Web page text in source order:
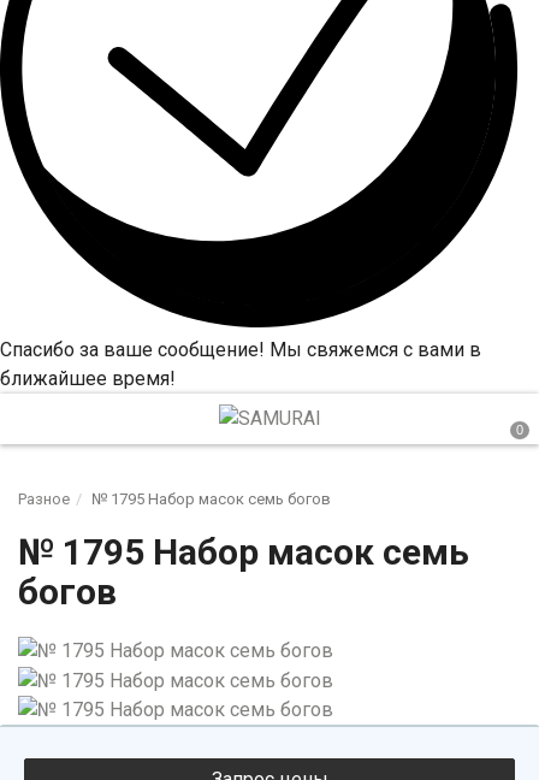
Спасибо за ваше сообщение! Мы свяжемся с вами в
ближайшее время!
Разное № 1795 Набор масок семь богов
№ 1795 Набор масок семь
богов